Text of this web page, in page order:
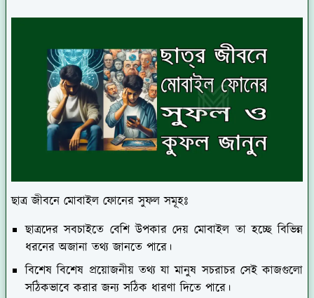
ছাত্র জীবনে মোবাইল ফোনের সুফল সমূহঃ
ছাত্রদের সবচাইতে বেশি উপকার দেয় মোবাইল তা হচ্ছে বিভিন্ন
ধরনের অজানা তথ্য জানতে পারে।
বিশেষ বিশেষ প্রয়োজনীয় তথ্য যা মানুষ সচরাচর সেই কাজগুলো
সঠিকভাবে করার জন্য সঠিক ধারণা দিতে পারে।